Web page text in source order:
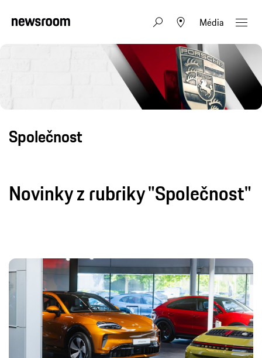
Média
Společnost
Novinky z rubriky "Společnost"